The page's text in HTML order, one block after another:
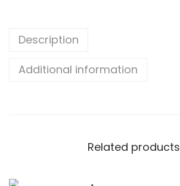
Description
Additional information
Related products